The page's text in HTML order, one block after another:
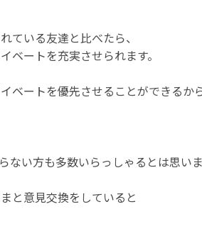
ている友達と比べたら、
ベートを充実させられます。
ベートを優先させることができるか
い方も多数いらっしゃるとは思いま
と意見交換をしていると